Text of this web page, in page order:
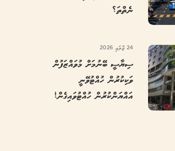
ނެތްތަ؟
24 ޖުލައި 2026
ސިޔާސީ ބޭނުމަށް މުވައްޒަފުން
ވަކިކުރުން ހުއްޓުވޭނީ
އައްޔަންކުރުން ހުއްޓުވައިގެން!